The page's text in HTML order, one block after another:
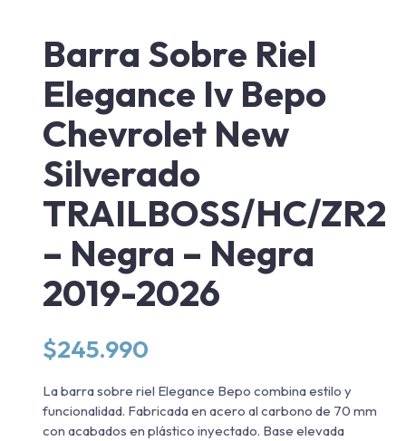
Barra Sobre Riel
Elegance Iv Bepo
Chevrolet New
Silverado
TRAILBOSS/HC/ZR2
– Negra – Negra
2019-2026
$245.990
La barra sobre riel Elegance Bepo combina estilo y
funcionalidad. Fabricada en acero al carbono de 70 mm
con acabados en plástico inyectado. Base elevada